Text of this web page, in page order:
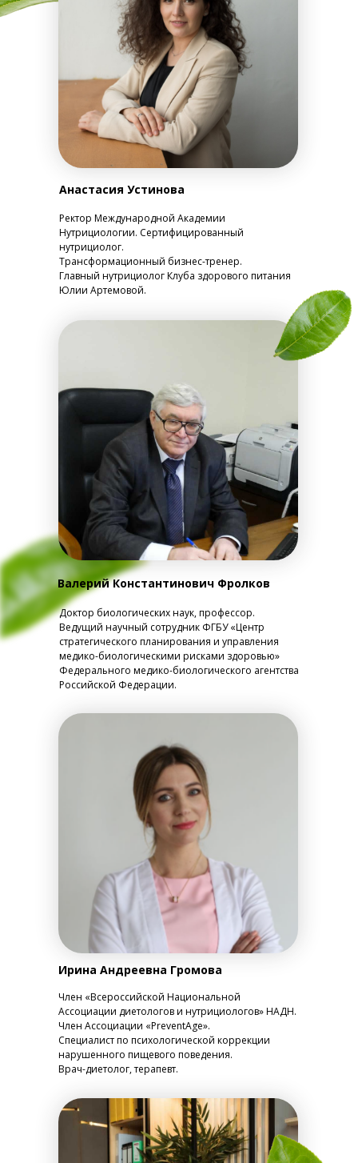
Анастасия Устинова
Ректор Международной Академии
Нутрициологии. Сертифицированный
нутрициолог.
Трансформационный бизнес-тренер.
Главный нутрициолог Клуба здорового питания
Юлии Артемовой.
Валерий Константинович Фролков
Доктор биологических наук, профессор.
Ведущий научный сотрудник ФГБУ «Центр
стратегического планирования и управления
медико-биологическими рисками здоровью»
Федерального медико-биологического агентства
Российской Федерации.
Ирина Андреевна Громова
Член «Всероссийской Национальной
Ассоциации диетологов и нутрициологов» НАДН.
Член Ассоциации «PreventAge».
Специалист по психологической коррекции
нарушенного пищевого поведения.
Врач-диетолог, терапевт.